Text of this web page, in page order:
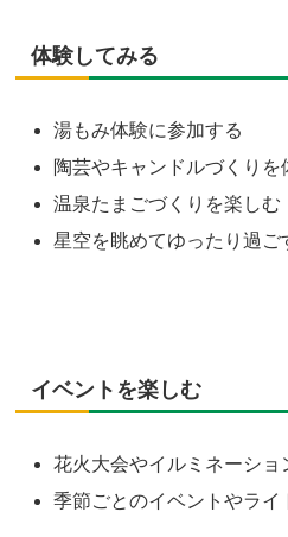
体験してみる
湯もみ体験に参加する
陶芸やキャンドルづくりを
温泉たまごづくりを楽しむ
星空を眺めてゆったり過ご
イベントを楽しむ
花火大会やイルミネーショ
季節ごとのイベントやライ